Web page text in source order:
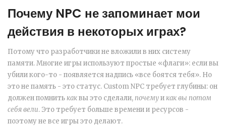
Почему NPC не запоминает мои
действия в некоторых играх?
Потому что разработчики не вложили в них систему
памяти. Многие игры используют простые «флаги»: если вы
убили кого-то - появляется надпись «все боятся тебя». Но
это не память - это статус. Custom NPC требует глубины: он
должен помнитькаквы это сделали,почемуикак вы потом
себя вели. Это требует больше времени и ресурсов -
поэтому не все игры это делают.